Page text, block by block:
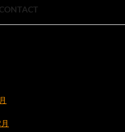
CONTACT